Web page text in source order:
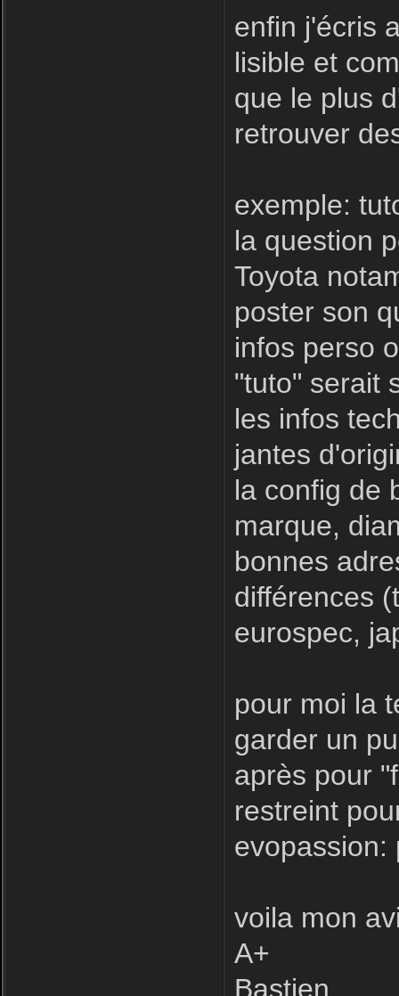
enfin j'écris
lisible et
que le plus
retrouver
exemple:
la question
Toyota
poster son
infos perso
"tuto" serait
les infos
jantes
la config de
marque,
bonnes
différences
eurospec,
pour moi la
garder un
après pour
restreint
evopassion:
voila mon
A+
Bastien